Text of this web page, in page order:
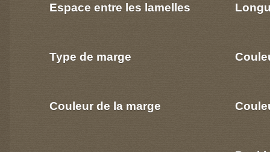
Espace entre les lamelles
Type de marge
Couleur de la marge